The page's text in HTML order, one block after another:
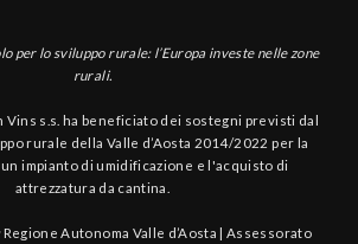
per lo sviluppo rurale: l’Europa investe nelle zone
rurali.
Vins s.s. ha beneficiato dei sostegni previsti dal
rurale della Valle d’Aosta 2014/2022 per la
impianto di umidificazione e l'acquisto di
attrezzatura da cantina.
Regione Autonoma Valle d’Aosta | Assessorato